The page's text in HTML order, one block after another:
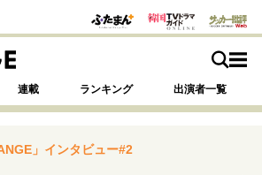
連載 ランキング 出演者一覧
」インタビュー#2